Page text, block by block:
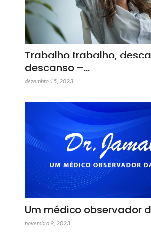
Trabalho trabalho,
descanso –…
dezembro 15, 2023
Um médico observador
novembro 9, 2023